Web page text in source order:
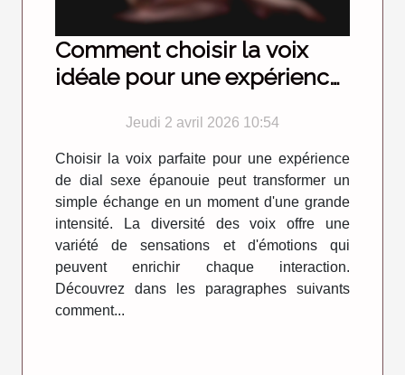
Comment choisir la voix
idéale pour une expérience
Jeudi 2 avril 2026 10:54
Choisir la voix parfaite pour une expérience
de dial sexe épanouie peut transformer un
simple échange en un moment d'une grande
intensité. La diversité des voix offre une
variété de sensations et d'émotions qui
peuvent enrichir chaque interaction.
Découvrez dans les paragraphes suivants
comment...